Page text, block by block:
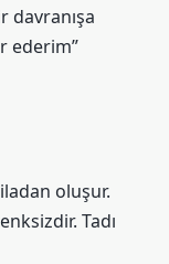
davranışa
ederim”
oluşur.
Tadı